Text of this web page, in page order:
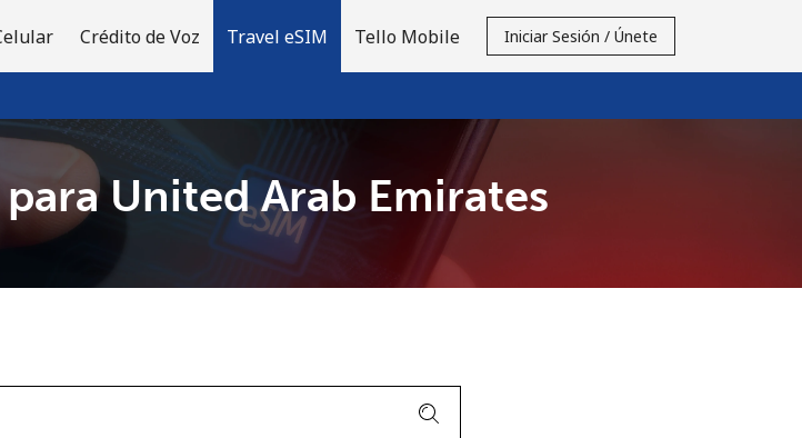
Crédito de Voz Travel eSIM Tello Mobile Iniciar Sesión / Únete
Inicia sesión →
United Arab Emirates